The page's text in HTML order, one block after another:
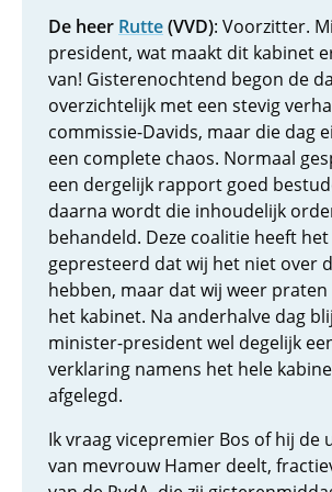
De heer Rutte(VVD): Voorzitter.
president, wat maakt dit kabinet
van! Gisterenochtend begon de
overzichtelijk met een stevig
commissie-Davids, maar die dag
een complete chaos. Normaal
een dergelijk rapport goed
daarna wordt die inhoudelijk
behandeld. Deze coalitie heeft
gepresteerd dat wij het niet over
hebben, maar dat wij weer
het kabinet. Na anderhalve dag
minister-president wel degelijk
verklaring namens het hele
afgelegd.
Ik vraag vicepremier Bos of hij de
van mevrouw Hamer deelt,